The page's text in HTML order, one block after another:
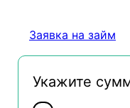
Заявка на займ
Укажите